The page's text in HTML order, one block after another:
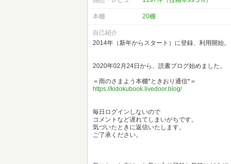
本棚 20棚
自己紹介
2014年（新年からスタート）に登録、利用開始。
2020年02月24日から、読書ブログ始めました。
＝雨のさまよう本棚*ときおり通信*＝
https://kidokubook.livedoor.blog/
毎日ログインしないので
コメントなど遅れてしまいがちです。
気づいたときに返信いたします。
ご了承ください。